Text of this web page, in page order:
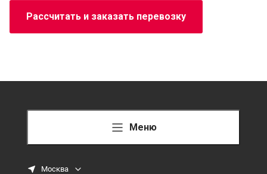
Рассчитать и заказать перевозку
Меню
Москва